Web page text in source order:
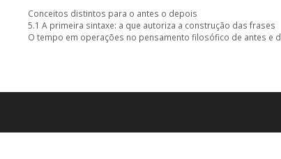
Categorias
Conceitos distintos para o antes o depois
5.1 A primeira sintaxe: a que autoriza a construção das frases
O tempo em operações no pensamento filosófico de antes e